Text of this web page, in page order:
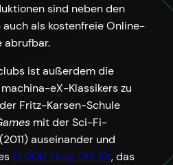
sind neben den
auch als kostenfreie Online-
abrufbar.
ist außerdem die
eX-Klassikers zu
Fritz-Karsen-Schule
mit der Sci-Fi-
(2011) auseinander und
15.000 Gray DIY Kit, das